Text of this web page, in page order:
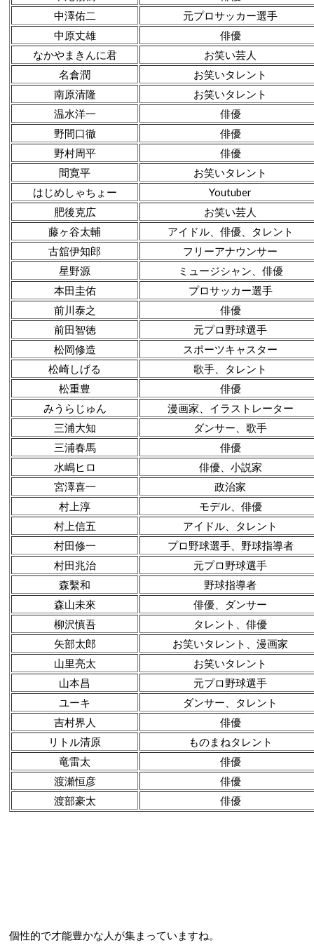
中澤佑二
元プロサッカー選手
中原丈雄
俳優
なかやまきんに君
お笑い芸人
名倉潤
お笑いタレント
南原清隆
お笑いタレント
温水洋一
俳優
野間口徹
俳優
野村周平
俳優
間寛平
お笑いタレント
はじめしゃちょー
Youtuber
肥後克広
お笑い芸人
藤ヶ谷太輔
アイドル、俳優、タレント
古舘伊知郎
フリーアナウンサー
星野源
ミュージシャン、俳優
本田圭佑
プロサッカー選手
前川泰之
俳優
前田智徳
元プロ野球選手
松岡修造
スポーツキャスター
松崎しげる
歌手、タレント
松重豊
俳優
みうらじゅん
漫画家、イラストレーター
三浦大知
ダンサー、歌手
三浦春馬
俳優
水嶋ヒロ
俳優、小説家
宮澤喜一
政治家
村上淳
モデル、俳優
村上信五
アイドル、タレント
村田修一
プロ野球選手、野球指導者
村田兆治
元プロ野球選手
森繫和
野球指導者
森山未來
俳優、ダンサー
柳沢慎吾
タレント、俳優
矢部太郎
お笑いタレント、漫画家
山里亮太
お笑いタレント
山本昌
元プロ野球選手
ユーキ
ダンサー、タレント
吉村界人
俳優
リトル清原
ものまねタレント
竜雷太
俳優
渡瀬恒彦
俳優
渡部豪太
俳優
個性的で才能豊かな人が集まっていますね。